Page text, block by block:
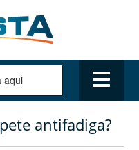
antifadiga?